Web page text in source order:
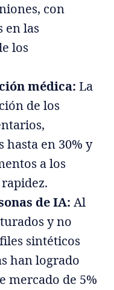
con
en las
los
médica: La
de los
hasta en 30% y
a los
de IA: Al
y no
sintéticos
han logrado
mercado de 5%